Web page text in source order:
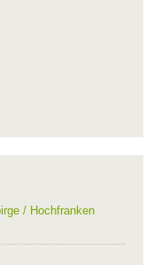
/ Hochfranken